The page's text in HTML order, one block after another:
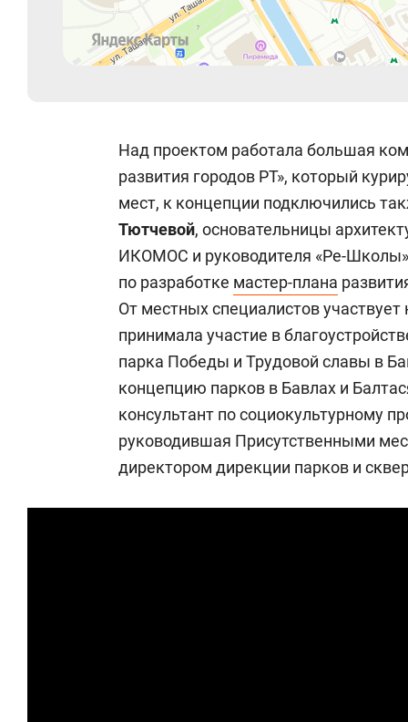
Над проектом работала большая
развития городов РТ», который
мест, к концепции подключились
Тютчевой, основательницы
ИКОМОС и руководителя «Ре-
по разработке мастер-плана
От местных специалистов
принимала участие в
парка Победы и Трудовой славы в
концепцию парков в Бавлах и
консультант по социокультурному
руководившая Присутственными
директором дирекции парков и